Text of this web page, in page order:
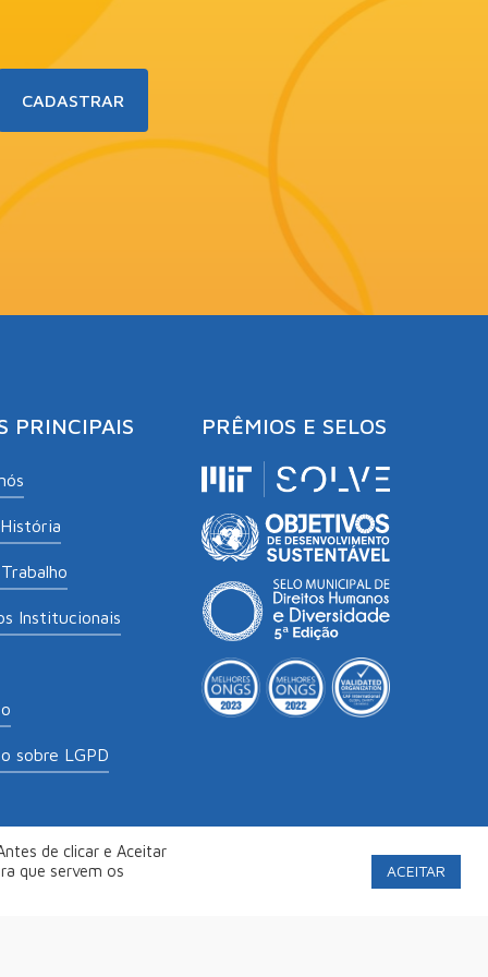
PRINCIPAIS
Institucionais
sobre LGPD
PRÊMIOS E SELOS
. Política de Privacidade
de clicar e Aceitar
que servem os
ACEITAR